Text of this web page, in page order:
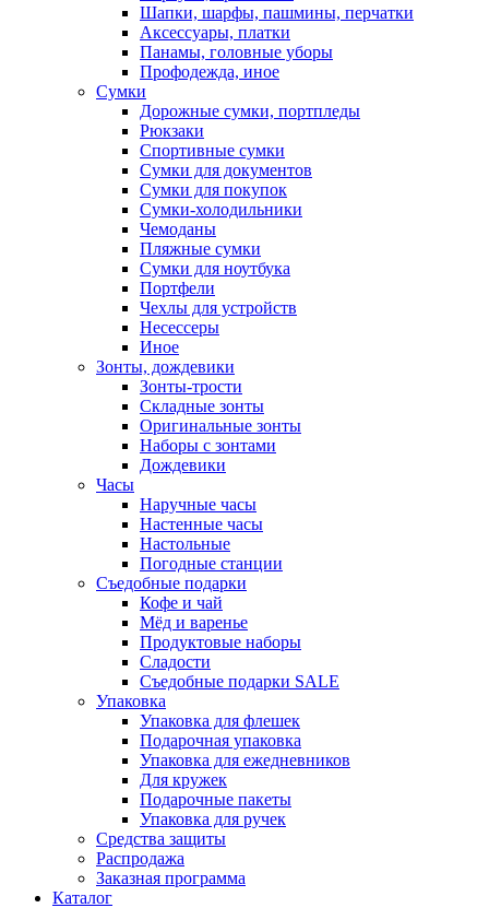
Шапки, шарфы, пашмины, перчатки
Аксессуары, платки
Панамы, головные уборы
Профодежда, иное
Сумки
Дорожные сумки, портпледы
Рюкзаки
Спортивные сумки
Сумки для документов
Сумки для покупок
Сумки-холодильники
Чемоданы
Пляжные сумки
Сумки для ноутбука
Портфели
Чехлы для устройств
Несессеры
Иное
Зонты, дождевики
Зонты-трости
Складные зонты
Оригинальные зонты
Наборы с зонтами
Дождевики
Часы
Наручные часы
Настенные часы
Настольные
Погодные станции
Съедобные подарки
Кофе и чай
Мёд и варенье
Продуктовые наборы
Сладости
Съедобные подарки SALE
Упаковка
Упаковка для флешек
Подарочная упаковка
Упаковка для ежедневников
Для кружек
Подарочные пакеты
Упаковка для ручек
Средства защиты
Распродажа
Заказная программа
Каталог